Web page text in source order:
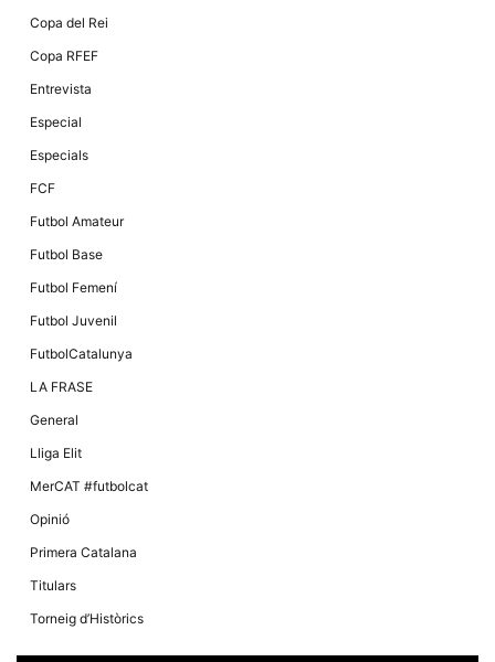
Copa del Rei
Copa RFEF
Entrevista
Especial
Especials
FCF
Futbol Amateur
Futbol Base
Futbol Femení
Futbol Juvenil
FutbolCatalunya
LA FRASE
General
Lliga Elit
MerCAT #futbolcat
Opinió
Primera Catalana
Titulars
Torneig d’Històrics